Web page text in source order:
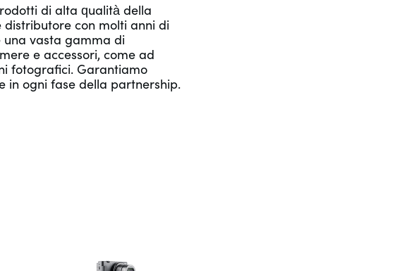
di alta qualità della
distributore con molti anni di
una vasta gamma di
e accessori, come ad
fotografici. Garantiamo
in ogni fase della partnership.